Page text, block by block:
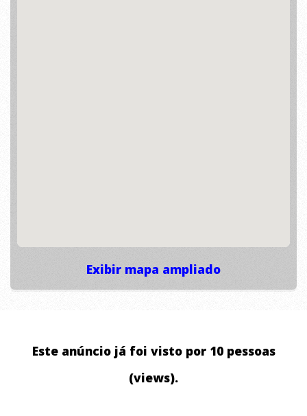
Exibir mapa ampliado
Este anúncio já foi visto por 10 pessoas
(views).